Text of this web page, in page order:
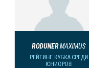
RODUNERMAXIMUS
РЕЙТИНГ КУБКА СРЕДИ
ЮНИОРОВ